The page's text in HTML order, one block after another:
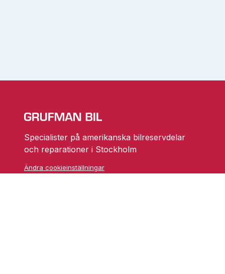
Specialister på amerikanska bilreservdelar
och reparationer i Stockholm
Ändra cookieinställningar